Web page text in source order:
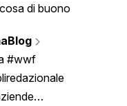
di buono
#wwf